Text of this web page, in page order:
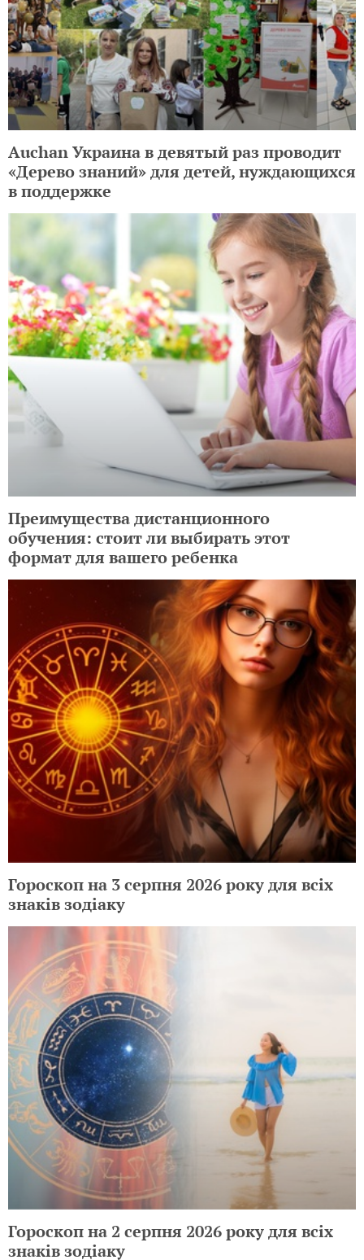
Auchan Украина в девятый раз проводит
«Дерево знаний» для детей, нуждающихся
в поддержке
Преимущества дистанционного
обучения: стоит ли выбирать этот
формат для вашего ребенка
Гороскоп на 3 серпня 2026 року для всіх
знаків зодіаку
Гороскоп на 2 серпня 2026 року для всіх
знаків зодіаку